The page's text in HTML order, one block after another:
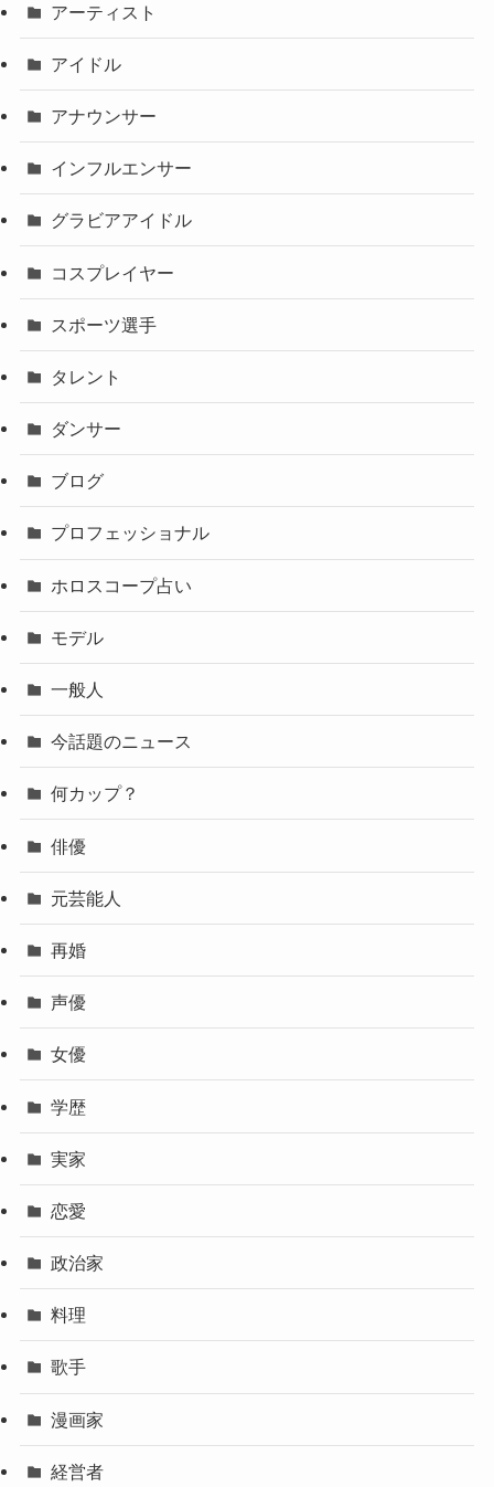
アーティスト
アイドル
アナウンサー
インフルエンサー
グラビアアイドル
コスプレイヤー
スポーツ選手
タレント
ダンサー
ブログ
プロフェッショナル
ホロスコープ占い
モデル
一般人
今話題のニュース
何カップ？
俳優
元芸能人
再婚
声優
女優
学歴
実家
恋愛
政治家
料理
歌手
漫画家
経営者